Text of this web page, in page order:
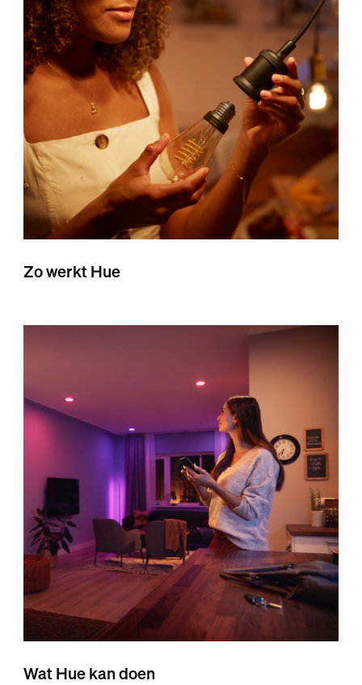
Zo werkt Hue
Wat Hue kan doen